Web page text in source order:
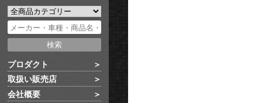
プロダクト
取扱い販売店
会社概要